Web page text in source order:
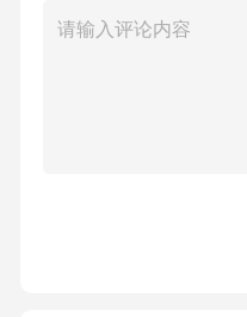
调研。班子成员累计